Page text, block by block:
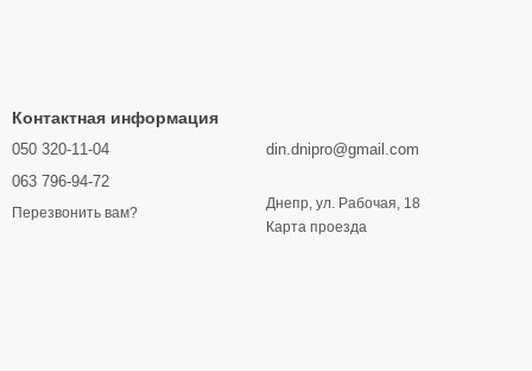
Контактная информация
050 320-11-04
063 796-94-72
Перезвонить вам?
din.dnipro@gmail.com
Днепр, ул. Рабочая, 18
Карта проезда